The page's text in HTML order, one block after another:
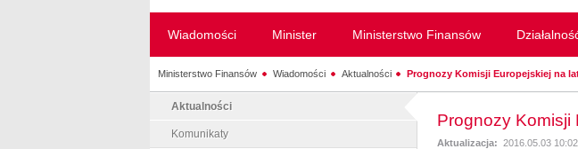
Wiadomości Minister Ministerstwo Finansów
Ministerstwo Finansów Wiadomości Aktualności Prognozy Komisji Europejskiej na
Aktualności
Komunikaty
Prognozy Komisji
Aktualizacja: 2016.05.03 10:02